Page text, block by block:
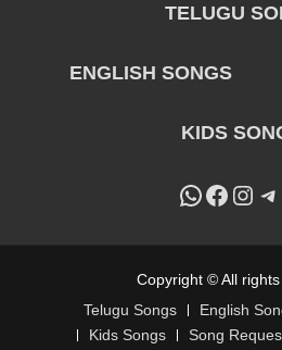
TELUGU
ENGLISH SONGS
KIDS
Copyright © All rights
Telugu Songs
English
Kids Songs
Song